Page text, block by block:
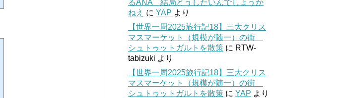
るANA 結局どうしたいんでしょうか
ねえ に YAP より
【世界一周2025旅行記18】三大クリス
マスマーケット（規模が随一）の街
シュトゥットガルトを散策 に RTW-
tabizuki より
【世界一周2025旅行記18】三大クリス
マスマーケット（規模が随一）の街
シュトゥットガルトを散策 に YAP より